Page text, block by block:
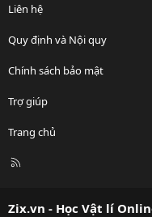
Liên hệ
Quy định và Nội quy
Chính sách bảo mật
Trợ giúp
Trang chủ
R
Zix.vn - Học Vật lí